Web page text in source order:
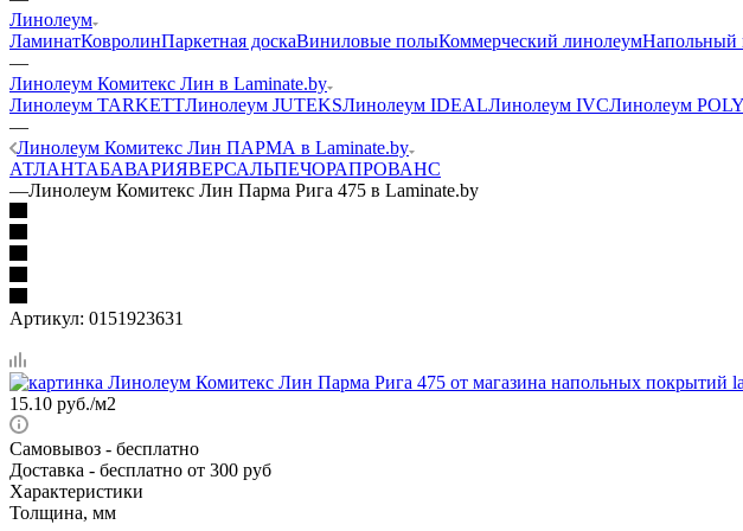
Линолеум
ЛаминатКовролинПаркетная доскаВиниловые полыКоммерческий линолеумНапольный
—
Линолеум Комитекс Лин в Laminate.by
Линолеум TARKETTЛинолеум JUTEKSЛинолеум IDEALЛинолеум IVCЛинолеум
—
Линолеум Комитекс Лин ПАРМА в Laminate.by
АТЛАНТАБАВАРИЯВЕРСАЛЬПЕЧОРАПРОВАНС
—Линолеум Комитекс Лин Парма Рига 475 в Laminate.by
Артикул: 0151923631
15.10 руб./м2
Самовывоз - бесплатно
Доставка - бесплатно от 300 руб
Характеристики
Толщина, мм